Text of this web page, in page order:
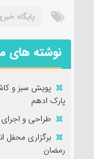
پایگاه
نوشته های
پویش سبز و
پارک ادهم
طراحی و
برگزاری محفل
رمضان